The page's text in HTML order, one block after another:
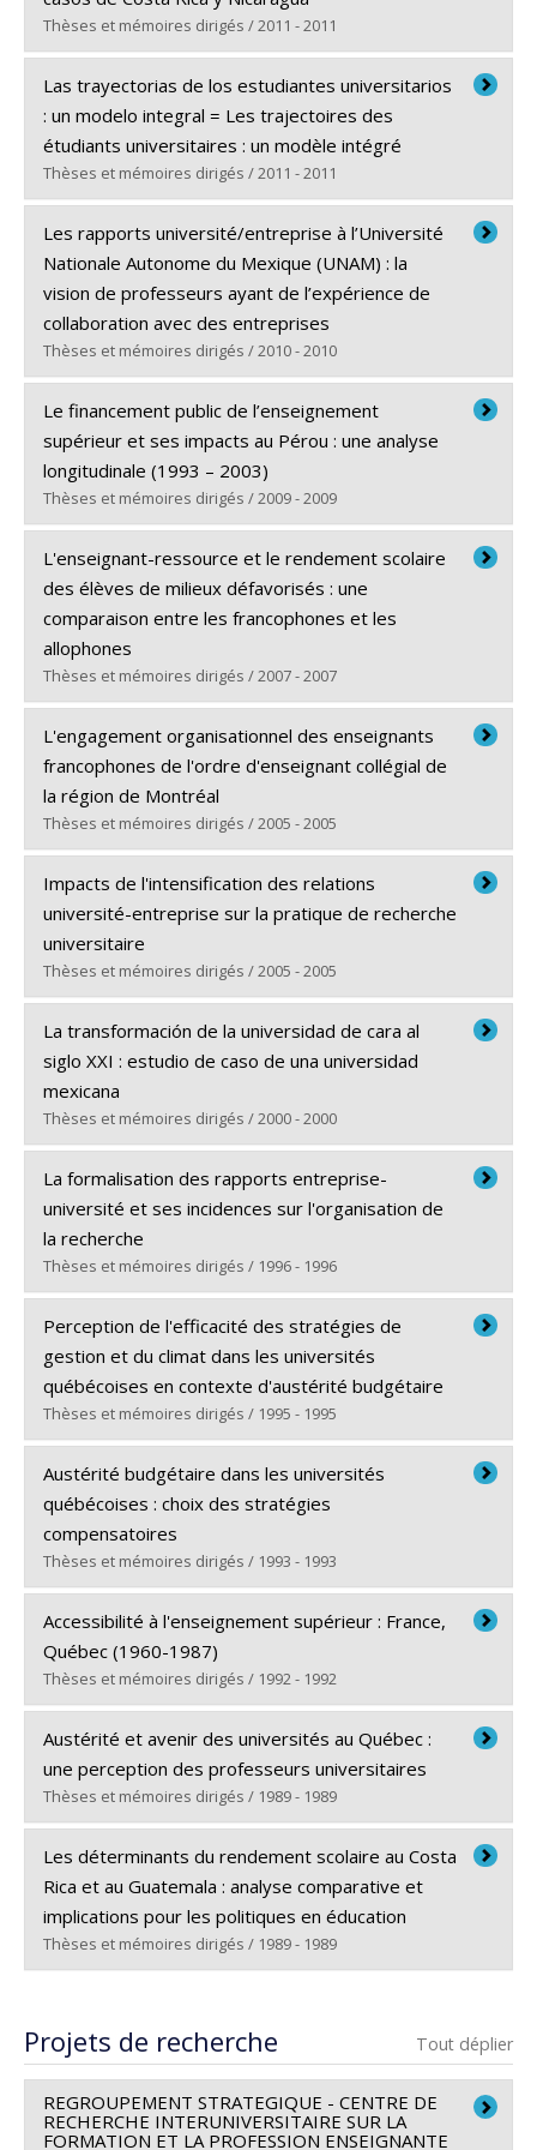
Lien vers le document dans Papyrus
Thèses et mémoires dirigés / 2011 - 2011
Diplômé(e) :Pérez, Iris
Cycle :Doctorat
Diplôme obtenu :Ph. D.
Lien vers le document dans Papyrus
Las trayectorias de los estudiantes universitarios
: un modelo integral = Les trajectoires des
étudiants universitaires : un modèle intégré
Thèses et mémoires dirigés / 2011 - 2011
Diplômé(e) : González Lizárraga, Ma. Guadalupe
Cycle :Doctorat
Diplôme obtenu :Ph. D.
Lien vers le document dans Papyrus
Les rapports université/entreprise à l’Université
Nationale Autonome du Mexique (UNAM) : la
vision de professeurs ayant de l’expérience de
collaboration avec des entreprises
Thèses et mémoires dirigés / 2010 - 2010
Diplômé(e) :Ortega Villalobos, Maricela
Cycle :Doctorat
Diplôme obtenu : Ph. D.
Lien vers le document dans Papyrus
Le financement public de l’enseignement
supérieur et ses impacts au Pérou : une analyse
longitudinale (1993 – 2003)
Thèses et mémoires dirigés / 2009 - 2009
Diplômé(e) :Gorritti, Luis Eduardo
Cycle :Maîtrise
Diplôme obtenu : M.A.
Lien vers le document dans Papyrus
L'enseignant-ressource et le rendement scolaire
des élèves de milieux défavorisés : une
comparaison entre les francophones et les
allophones
Thèses et mémoires dirigés / 2007 - 2007
Diplômé(e) :Omalosanga, Osako Michel
Cycle :Doctorat
Diplôme obtenu :Ph. D.
Lien vers le document dans Papyrus
L'engagement organisationnel des enseignants
francophones de l'ordre d'enseignant collégial de
la région de Montréal
Thèses et mémoires dirigés / 2005 - 2005
Diplômé(e) :Tawfik, Louis
Cycle :Doctorat
Diplôme obtenu :
Lien vers le document dans Papyrus
Impacts de l'intensification des relations
université-entreprise sur la pratique de recherche
universitaire
Thèses et mémoires dirigés / 2005 - 2005
Diplômé(e) :Dridi, Houssine
Cycle :Doctorat
Diplôme obtenu :
Lien vers le document dans Papyrus
La transformación de la universidad de cara al
siglo XXI : estudio de caso de una universidad
mexicana
Thèses et mémoires dirigés / 2000 - 2000
Diplômé(e) :Cortés, Peña, Patricia
Cycle :Doctorat
Diplôme obtenu :
Lien vers le document dans Papyrus
La formalisation des rapports entreprise-
université et ses incidences sur l'organisation de
la recherche
Thèses et mémoires dirigés / 1996 - 1996
Diplômé(e) :Portaria, Myriam
Cycle :Doctorat
Diplôme obtenu :Ph. D.
Lien vers le document dans Papyrus
Perception de l'efficacité des stratégies de
gestion et du climat dans les universités
québécoises en contexte d'austérité budgétaire
Thèses et mémoires dirigés / 1995 - 1995
Diplômé(e) :Minta, Souleymane
Cycle :Doctorat
Diplôme obtenu :
Lien vers le document dans Papyrus
Austérité budgétaire dans les universités
québécoises : choix des stratégies
compensatoires
Thèses et mémoires dirigés / 1993 - 1993
Diplômé(e) :Masimango, Gasha Christophe
Cycle :Doctorat
Diplôme obtenu :Ph. D.
Lien vers le document dans Papyrus
Accessibilité à l'enseignement supérieur : France,
Québec (1960-1987)
Thèses et mémoires dirigés / 1992 - 1992
Diplômé(e) :Ouardani, Salah
Cycle :Maîtrise
Diplôme obtenu :M.A.
Lien vers le document dans Papyrus
Austérité et avenir des universités au Québec :
une perception des professeurs universitaires
Thèses et mémoires dirigés / 1989 - 1989
Diplômé(e) :Acevedo, Doris
Cycle : Maîtrise
Diplôme obtenu :M.A.
Lien vers le document dans Papyrus
Les déterminants du rendement scolaire au Costa
Rica et au Guatemala : analyse comparative et
implications pour les politiques en éducation
Thèses et mémoires dirigés / 1989 - 1989
Cycle :
Doctorat
Diplôme obtenu :Ph. D.
Projets de recherche Tout déplier
REGROUPEMENT STRATEGIQUE - CENTRE DE
RECHERCHE INTERUNIVERSITAIRE SUR LA
FORMATION ET LA PROFESSION ENSEIGNANTE